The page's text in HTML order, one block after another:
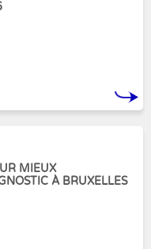
MIEUX
À BRUXELLES